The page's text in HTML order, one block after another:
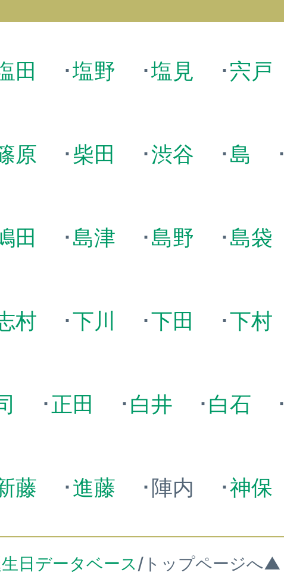
田 ･塩野 ･塩見 ･宍戸
原 ･柴田 ･渋谷 ･島 ･
田 ･島津 ･島野 ･島袋
村 ･下川 ･下田 ･下村
･正田 ･白井 ･白石 ･
藤 ･進藤 ･陣内 ･神保
日データベース/トップページへ▲